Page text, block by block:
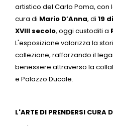
artistico del Carlo Poma,
cura di Mario D’Anna, di 19
XVIII secolo, oggi custoditi a
L'esposizione valorizza la
collezione, rafforzando il
benessere attraverso la
e Palazzo Ducale.
L'ARTE DI PRENDERSI CURA